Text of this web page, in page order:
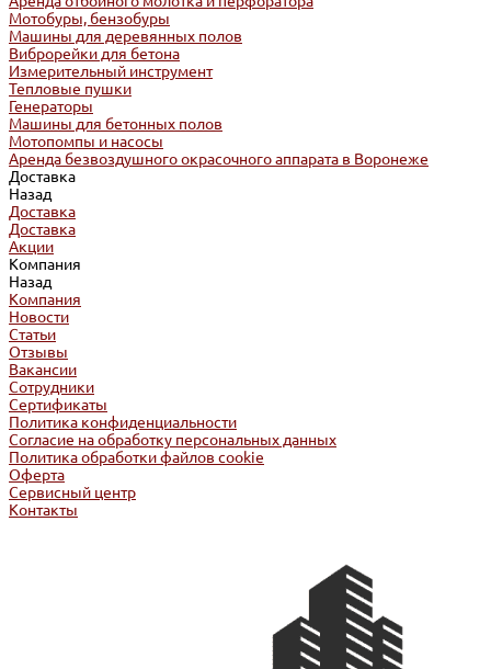
Мотобуры, бензобуры
Машины для деревянных полов
Виброрейки для бетона
Измерительный инструмент
Тепловые пушки
Генераторы
Машины для бетонных полов
Мотопомпы и насосы
Аренда безвоздушного окрасочного аппарата в Воронеже
Доставка
Назад
Доставка
Доставка
Акции
Компания
Назад
Компания
Новости
Статьи
Отзывы
Вакансии
Сотрудники
Сертификаты
Политика конфиденциальности
Согласие на обработку персональных данных
Политика обработки файлов cookie
Оферта
Сервисный центр
Контакты